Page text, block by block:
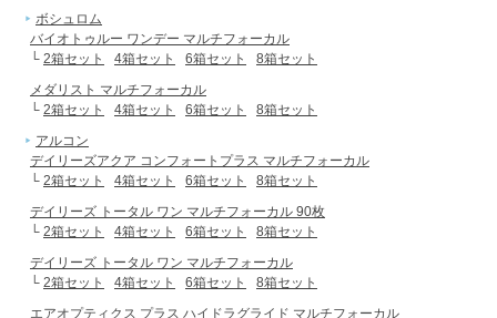
ボシュロム
バイオトゥルー ワンデー マルチフォーカル
└ 2箱セット 4箱セット 6箱セット
8箱セット
メダリスト マルチフォーカル
└ 2箱セット 4箱セット 6箱セット
8箱セット
アルコン
デイリーズアクア コンフォートプラス マルチフォーカル
└ 2箱セット 4箱セット 6箱セット
8箱セット
デイリーズ トータル ワン マルチフォーカル 90枚
└ 2箱セット 4箱セット 6箱セット
8箱セット
デイリーズ トータル ワン マルチフォーカル
└ 2箱セット 4箱セット 6箱セット
8箱セット
エアオプティクス プラス ハイドラグライド マルチフォーカル